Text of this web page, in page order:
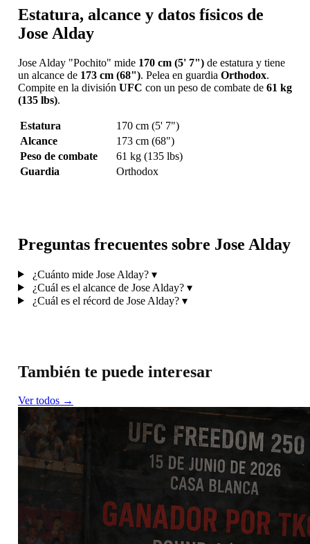
Estatura, alcance y datos físicos de
Jose Alday
Jose Alday "Pochito" mide 170 cm (5' 7")de estatura y tiene
un alcance de 173 cm (68"). Pelea en guardia Orthodox.
Compite en la división UFC con un peso de combate de 61 kg
(135 lbs).
Estatura
170 cm (5' 7")
Alcance
173 cm (68")
Peso de combate
61 kg (135 lbs)
Guardia
Orthodox
Preguntas frecuentes sobre Jose Alday
¿Cuánto mide Jose Alday? ▾
¿Cuál es el alcance de Jose Alday? ▾
¿Cuál es el récord de Jose Alday? ▾
También te puede interesar
Ver todos →